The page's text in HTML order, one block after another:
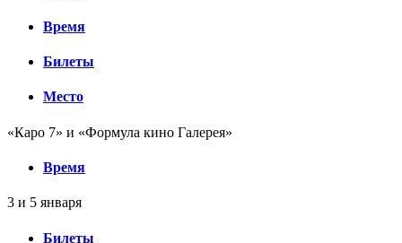
Время
Билеты
Место
«Каро 7» и «Формула кино Галерея»
Время
3 и 5 января
Билеты